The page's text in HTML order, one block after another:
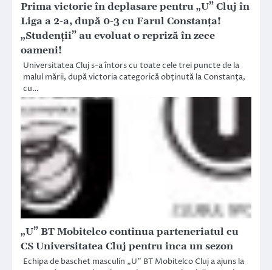
Prima victorie în deplasare pentru „U” Cluj în
Liga a 2-a, după 0-3 cu Farul Constanţa!
„Studenţii” au evoluat o repriză în zece
oameni!
Universitatea Cluj s-a întors cu toate cele trei puncte de la
malul mării, după victoria categorică obţinută la Constanţa,
cu…
„U” BT Mobitelco continua parteneriatul cu
CS Universitatea Cluj pentru inca un sezon
Echipa de baschet masculin „U” BT Mobitelco Cluj a ajuns la